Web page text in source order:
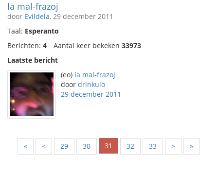
la mal-frazoj
door Evildela, 29 december 2011
Taal: Esperanto
Berichten: 4 Aantal keer bekeken 33973
Laatste bericht
(eo) la mal-frazoj
door drinkulo
29 december 2011
« < 29 30 31 32 33 > »